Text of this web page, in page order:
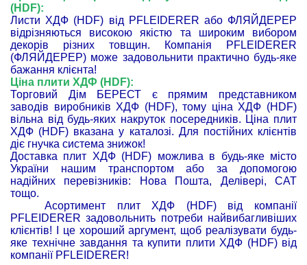
(HDF):
Листи ХДФ (HDF) від PFLEIDERER або ФЛЯЙДЕРЕР
відрізняються високою якістю та широким вибором
декорів різних товщин. Компанія PFLEIDERER
(ФЛЯЙДЕРЕР) може задовольнити практично будь-яке
бажання клієнта!
Ціна плити ХДФ (HDF):
Торговий Дім БЕРЕСТ є прямим представником
заводів виробників ХДФ (HDF), тому ціна ХДФ (HDF)
вільна від будь-яких накруток посередників. Ціна плит
ХДФ (HDF) вказана у каталозі. Для постійних клієнтів
діє гнучка система знижок!
Доставка плит ХДФ (HDF) можлива в будь-яке місто
України нашим транспортом або за допомогою
надійних перевізників: Нова Пошта, Делівері, САТ
тощо.
Асортимент плит ХДФ (HDF) від компанії
PFLEIDERER задовольнить потреби найвибагливіших
клієнтів! І це хороший аргумент, щоб реалізувати будь-
яке технічне завдання та купити плити ХДФ (HDF) від
компанії PFLEIDERER!